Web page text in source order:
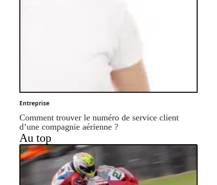
Entreprise
Comment trouver le numéro de service client
d’une compagnie aérienne ?
Au top